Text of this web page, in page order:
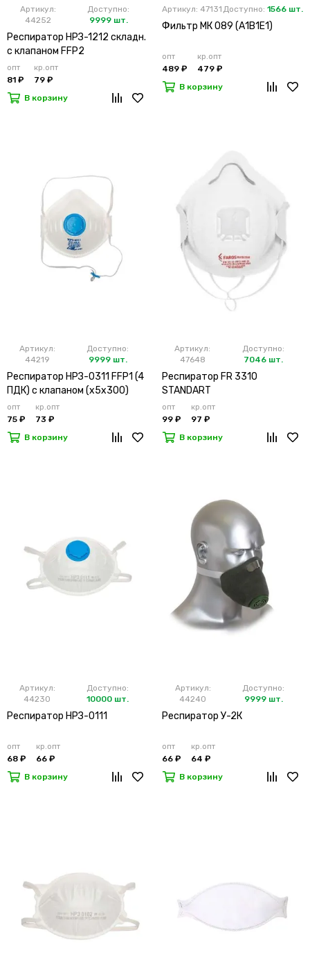
Артикул:
44252
Доступно:
9999 шт.
Респиратор НРЗ-1212 складн.
с клапаном FFP2
опт
81 ₽
кр.опт
79 ₽
В корзину
Артикул: 47131 Доступно: 1566 шт.
Фильтр МК 089 (А1В1Е1)
опт
489 ₽
кр.опт
479 ₽
В корзину
Артикул:
44219
Доступно:
9999 шт.
Респиратор НРЗ-0311 FFP1 (4
ПДК) с клапаном (х5х300)
опт
75 ₽
кр.опт
73 ₽
В корзину
Артикул:
47648
Доступно:
7046 шт.
Респиратор FR 3310
STANDART
опт
99 ₽
кр.опт
97 ₽
В корзину
Артикул:
44230
Доступно:
10000 шт.
Респиратор НРЗ-0111
опт
68 ₽
кр.опт
66 ₽
В корзину
Артикул:
44240
Доступно:
9999 шт.
Респиратор У-2К
опт
66 ₽
кр.опт
64 ₽
В корзину